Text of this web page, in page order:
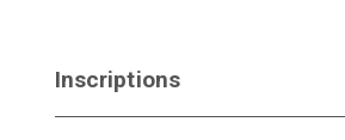
Inscriptions